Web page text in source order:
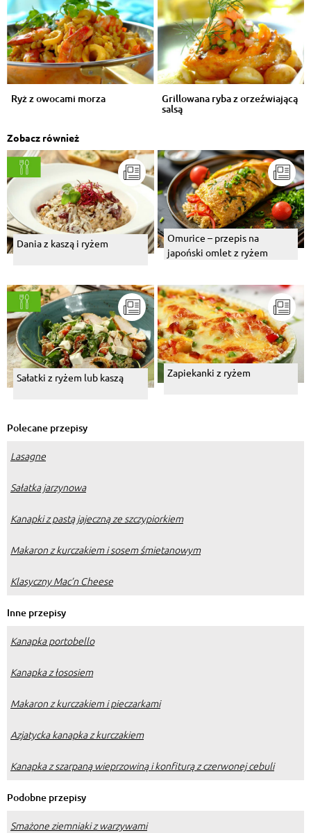
Ryż z owocami morza Grillowana ryba z orzeźwiającą
salsą
Zobacz również
Dania z kaszą i ryżem
Omurice – przepis na
japoński omlet z ryżem
Sałatki z ryżem lub kaszą Zapiekanki z ryżem
Polecane przepisy
Lasagne
Sałatka jarzynowa
Kanapki z pastą jajeczną ze szczypiorkiem
Makaron z kurczakiem i sosem śmietanowym
Klasyczny Mac’n Cheese
Inne przepisy
Kanapka portobello
Kanapka z łososiem
Makaron z kurczakiem i pieczarkami
Azjatycka kanapka z kurczakiem
Kanapka z szarpaną wieprzowiną i konfiturą z czerwonej cebuli
Podobne przepisy
Smażone ziemniaki z warzywami